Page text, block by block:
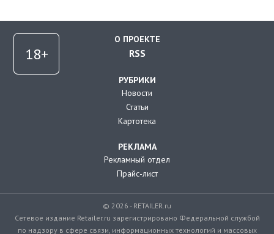
О ПРОЕКТЕ
RSS
РУБРИКИ
Новости
Статьи
Картотека
РЕКЛАМА
Рекламный отдел
Прайс-лист
© 2026 - RETAILER.ru
Сетевое издание Retailer.ru зарегистрировано Федеральной службой
по надзору в сфере связи, информационных технологий и массовых